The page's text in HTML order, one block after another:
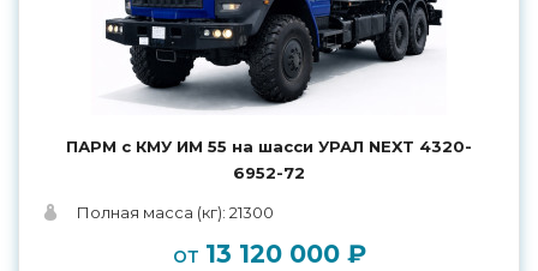
ПАРМ с КМУ ИМ 55 на шасси УРАЛ NEXT 4320-
6952-72
Полная масса (кг): 21300
от 13 120 000 ₽